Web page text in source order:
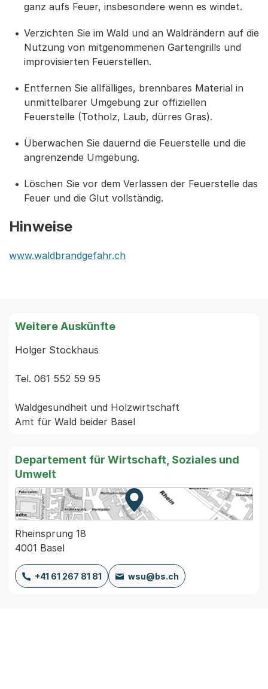
ganz aufs Feuer, insbesondere wenn es windet.
Verzichten Sie im Wald und an Waldrändern auf die
Nutzung von mitgenommenen Gartengrills und
improvisierten Feuerstellen.
Entfernen Sie allfälliges, brennbares Material in
unmittelbarer Umgebung zur offiziellen
Feuerstelle (Totholz, Laub, dürres Gras).
Überwachen Sie dauernd die Feuerstelle und die
angrenzende Umgebung.
Löschen Sie vor dem Verlassen der Feuerstelle das
Feuer und die Glut vollständig.
Hinweise
www.waldbrandgefahr.ch
Weitere Auskünfte
Holger Stockhaus
Tel. 061 552 59 95
Waldgesundheit und Holzwirtschaft
Departement für Wirtschaft, Soziales und
Umwelt
Zur Karte von MapBS.
Externer Link, wird in einem
Rheinsprung 18
4001 Basel
+41 61 267 81 81 wsu@bs.ch